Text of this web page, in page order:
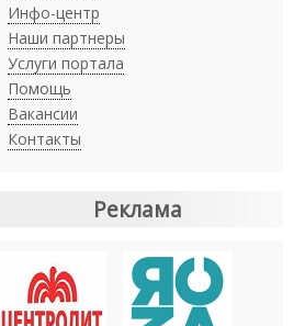
Инфо-центр
Наши партнеры
Услуги портала
Помощь
Вакансии
Контакты
Реклама